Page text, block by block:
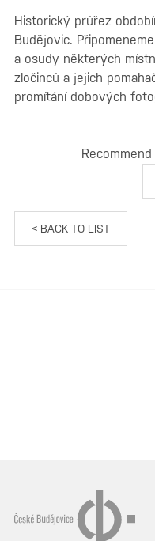
Historický průřez
Budějovic.
a osudy některých
zločinců a jejich
promítání dobových
< BACK TO LIST